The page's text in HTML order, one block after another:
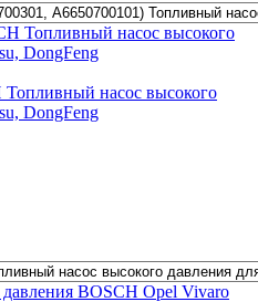
Топливный насос высокого
DongFeng